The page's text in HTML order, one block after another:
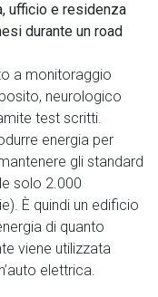
ufficio e residenza
durante un road
a monitoraggio
neurologico
test scritti.
energia per
gli standard
solo 2.000
È quindi un edificio
di quanto
viene utilizzata
elettrica.